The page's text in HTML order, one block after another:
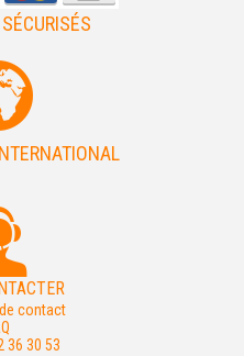
contact
36 30 53